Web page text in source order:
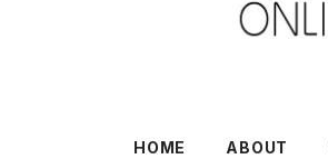
HOME ABOUT